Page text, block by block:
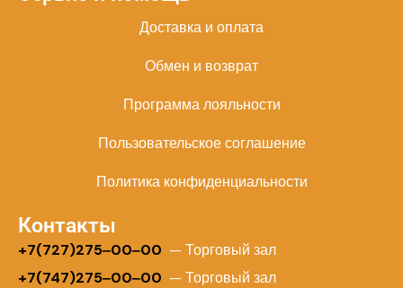
Доставка и оплата
Обмен и возврат
Программа лояльности
Пользовательское соглашение
Политика конфиденциальности
Контакты
+7(727)275‒00‒00 — Торговый зал
+7(747)275‒00‒00 — Торговый зал